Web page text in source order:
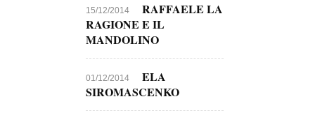
15/12/2014
RAFFAELE LA
RAGIONE E IL
MANDOLINO
01/12/2014
ELA
SIROMASCENKO